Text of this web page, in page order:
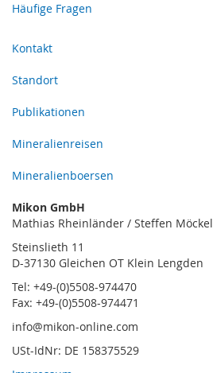
Häufige Fragen
Kontakt
Standort
Publikationen
Mineralienreisen
Mineralienboersen
Mikon GmbH
Mathias Rheinländer / Steffen Möckel
Steinslieth 11
D-37130 Gleichen OT Klein Lengden
Tel: +49-(0)5508-974470
Fax: +49-(0)5508-974471
info@mikon-online.com
USt-IdNr: DE 158375529